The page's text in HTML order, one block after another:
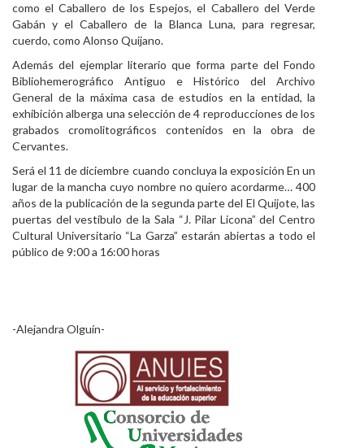
como el Caballero de los Espejos, el Caballero del Verde
Gabán y el Caballero de la Blanca Luna, para regresar,
cuerdo, como Alonso Quijano.
Además del ejemplar literario que forma parte del Fondo
Bibliohemerográfico Antiguo e Histórico del Archivo
General de la máxima casa de estudios en la entidad, la
exhibición alberga una selección de 4 reproducciones de los
grabados cromolitográficos contenidos en la obra de
Cervantes.
Será el 11 de diciembre cuando concluya la exposición En un
lugar de la mancha cuyo nombre no quiero acordarme… 400
años de la publicación de la segunda parte del El Quijote, las
puertas del vestíbulo de la Sala “J. Pilar Licona” del Centro
Cultural Universitario “La Garza” estarán abiertas a todo el
público de 9:00 a 16:00 horas
-Alejandra Olguín-